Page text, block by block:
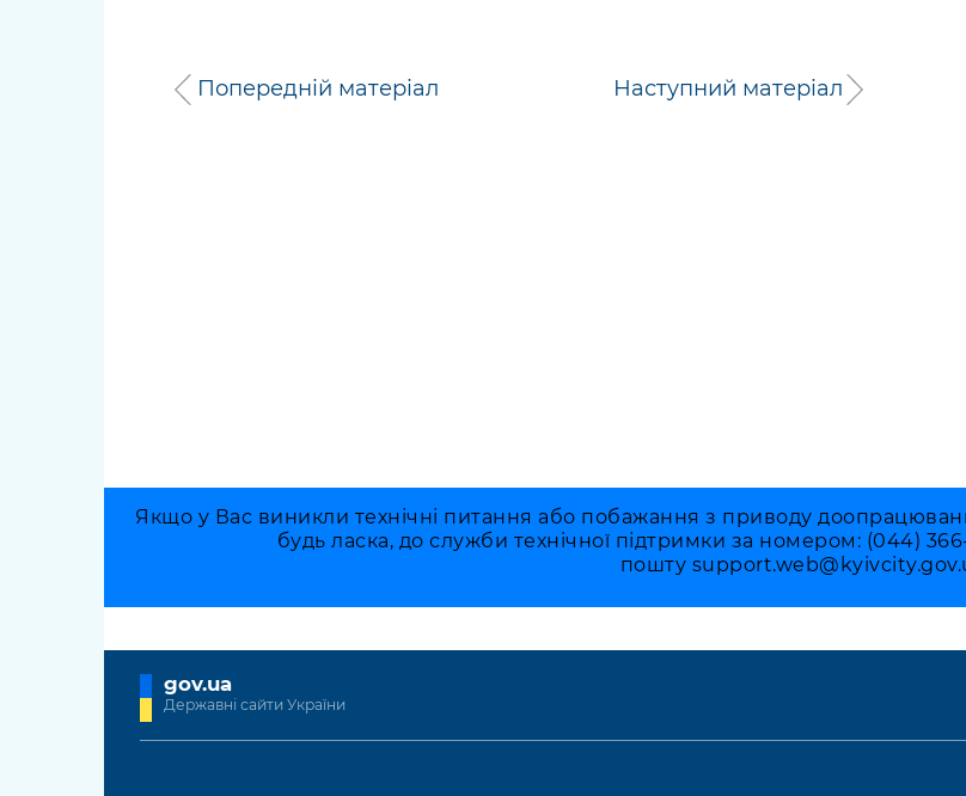
Попередній матеріал Наступний матеріал
Якщо у Вас виникли технічні питання або побажання з приводу
будь ласка, до служби технічної підтримки за номером: (044)
пошту
gov.ua
Державні сайти України